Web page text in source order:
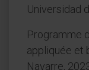
Universidad
Programme
appliquée et
Navarre,